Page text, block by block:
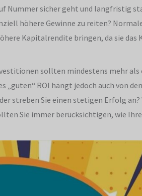
Nummer sicher geht und langfristig
höhere Gewinne zu reiten?
Kapitalrendite bringen, da sie
sollten mindestens mehr als
„guten“ ROI hängt jedoch auch von
streben Sie einen stetigen Erfolg
Sie immer berücksichtigen, wie